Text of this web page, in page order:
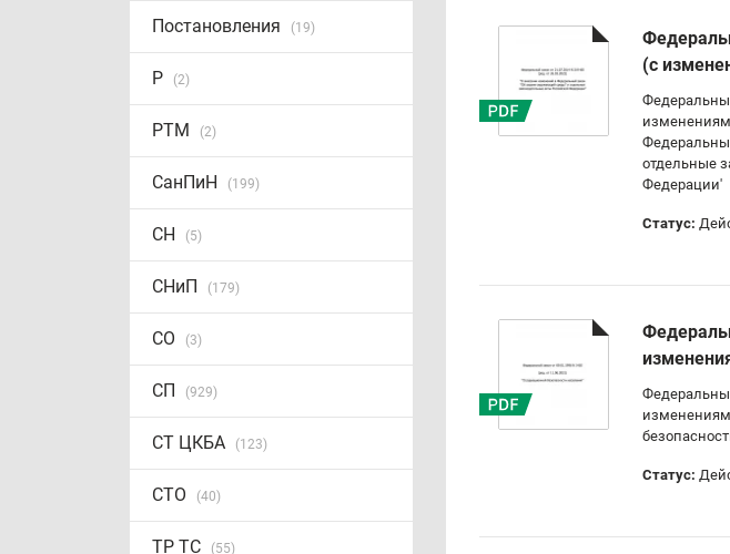
Постановления (19)
Р (2)
РТМ (2)
СанПиН (199)
СН (5)
СНиП (179)
СО (3)
СП (929)
СТ ЦКБА (123)
СТО (40)
ТР ТС (55)
(с
отдельные
Федерации'
Статус:
Статус: